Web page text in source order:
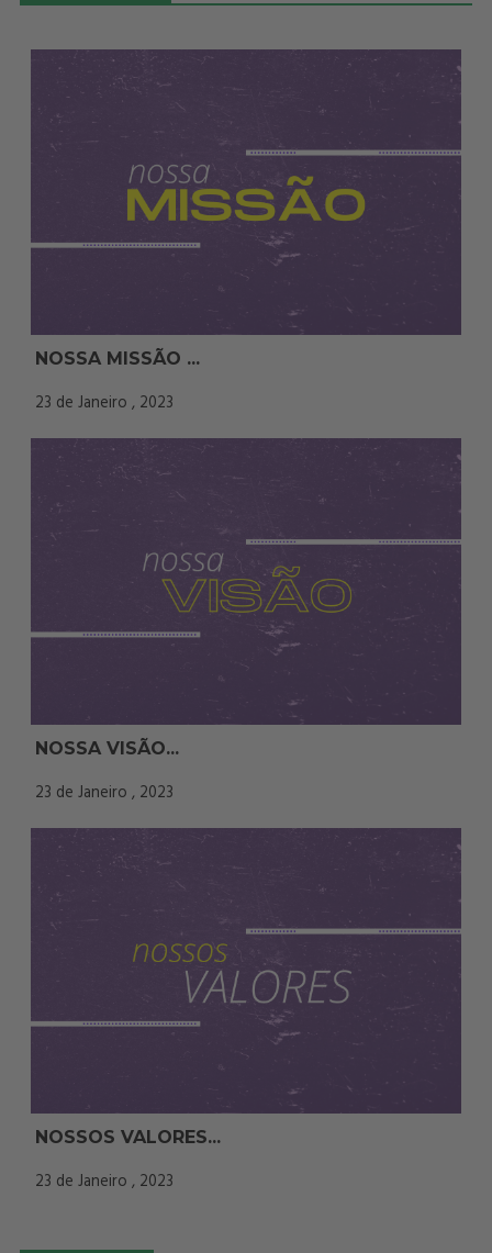
NOSSA MISSÃO ...
23 de Janeiro , 2023
NOSSA VISÃO...
23 de Janeiro , 2023
NOSSOS VALORES...
23 de Janeiro , 2023